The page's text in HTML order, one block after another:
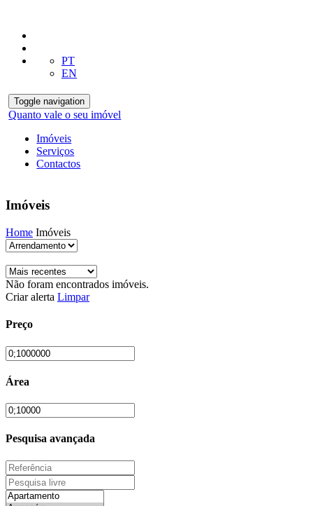
PT
EN
Toggle navigation
Quanto vale o seu imóvel
Imóveis
Serviços
Contactos
Imóveis
Home Imóveis
Não foram encontrados imóveis.
Criar alerta Limpar
Preço
Área
Pesquisa avançada